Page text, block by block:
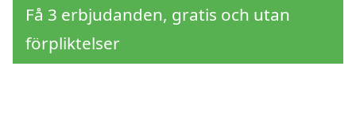
Få 3 erbjudanden, gratis och utan
förpliktelser